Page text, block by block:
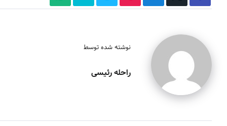
نوشته شده توسط
راحله رئیسی